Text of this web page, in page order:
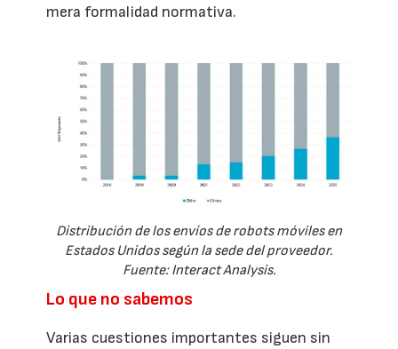
mera formalidad normativa.
Distribución de los envíos de robots móviles en
Estados Unidos según la sede del proveedor.
Fuente: Interact Analysis.
Lo que no sabemos
Varias cuestiones importantes siguen sin